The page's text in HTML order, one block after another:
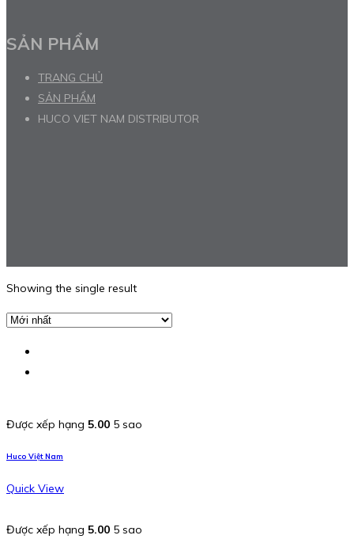
SẢN PHẨM
TRANG CHỦ
SẢN PHẨM
HUCO VIET NAM DISTRIBUTOR
Showing the single result
Được xếp hạng 5.00 5 sao
Huco Việt Nam
Quick View
Được xếp hạng 5.00 5 sao